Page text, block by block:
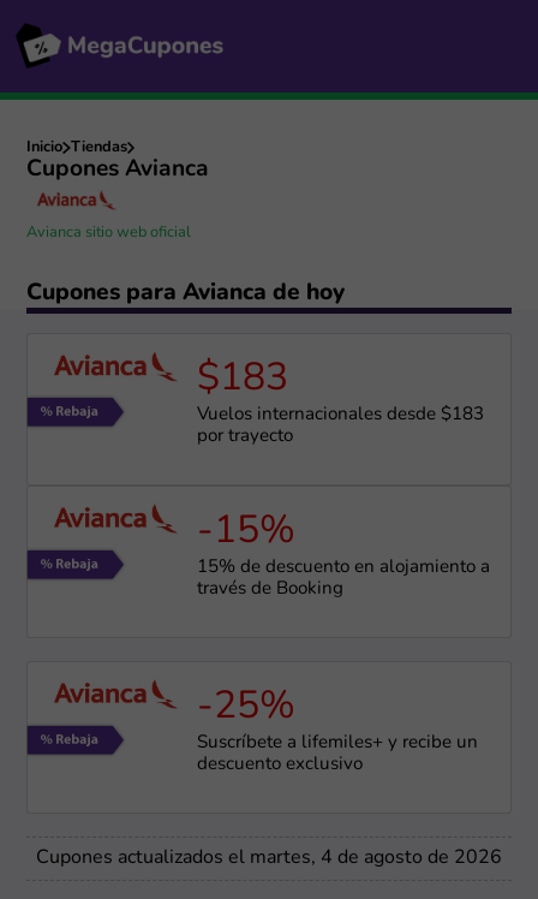
Inicio Tiendas
Cupones Avianca
Avianca sitio web oficial
Cupones para Avianca de hoy
$183
Vuelos internacionales desde $183
por trayecto
-15%
15% de descuento en alojamiento a
través de Booking
-25%
Suscríbete a lifemiles+ y recibe un
descuento exclusivo
Cupones actualizados el martes, 4 de agosto de 2026